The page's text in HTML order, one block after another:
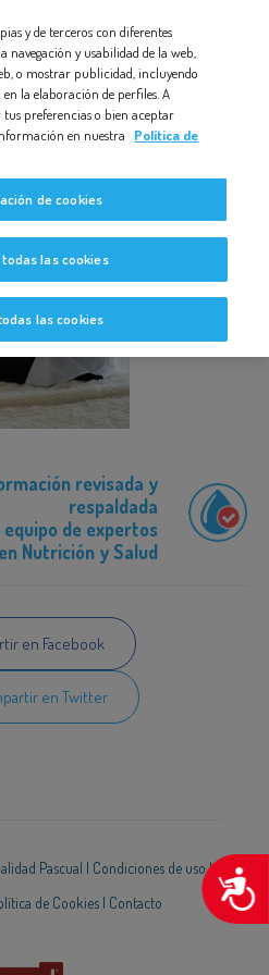
WEB
web
revisada y
respaldada
de expertos
en Nutrición y Salud
en Facebook
en Twitter
Pascual | Condiciones de uso|
de Cookies | Contacto
y de terceros con diferentes
y usabilidad de la web,
o mostrar publicidad, incluyendo
la elaboración de perfiles. A
preferencias o bien aceptar
en nuestra
Política de
de cookies
las cookies
las cookies